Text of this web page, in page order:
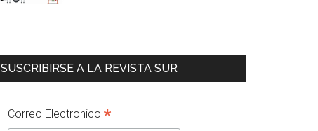
SUSCRIBIRSE A LA REVISTA SUR
Correo Electronico *